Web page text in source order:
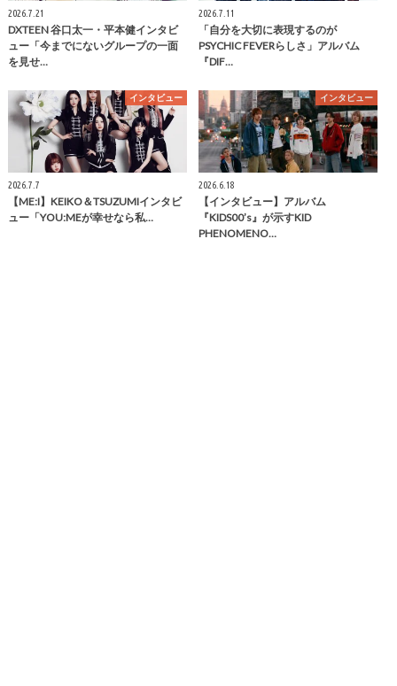
2026.7.21
DXTEEN 谷口太一・平本健インタビ
ュー「今までにないグループの一面
を見せ…
2026.7.11
「自分を大切に表現するのが
PSYCHIC FEVERらしさ」アルバム
『DIF…
インタビュー
2026.7.7
【ME:I】KEIKO＆TSUZUMIインタビ
ュー「YOU:MEが幸せなら私…
インタビュー
2026.6.18
【インタビュー】アルバム
『KIDS00’s』が示すKID
PHENOMENO…